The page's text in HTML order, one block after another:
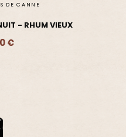
DE CANNE
- RHUM VIEUX
€
€